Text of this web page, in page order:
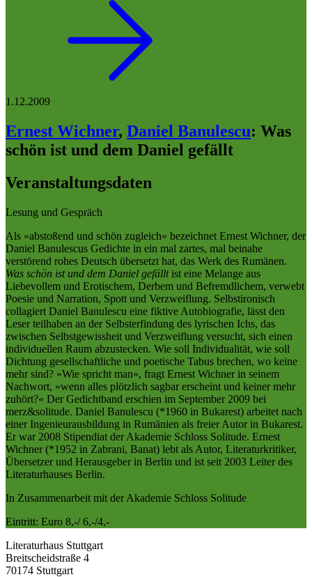
1.12.2009
Ernest Wichner, Daniel Banulescu: Was
schön ist und dem Daniel gefällt
Veranstaltungsdaten
Lesung und Gespräch
Als »abstoßend und schön zugleich« bezeichnet Ernest Wichner, der
Daniel Banulescus Gedichte in ein mal zartes, mal beinahe
verstörend rohes Deutsch übersetzt hat, das Werk des Rumänen.
Was schön ist und dem Daniel gefälltist eine Melange aus
Liebevollem und Erotischem, Derbem und Befremdlichem, verwebt
Poesie und Narration, Spott und Verzweiflung. Selbstironisch
collagiert Daniel Banulescu eine fiktive Autobiografie, lässt den
Leser teilhaben an der Selbsterfindung des lyrischen Ichs, das
zwischen Selbstgewissheit und Verzweiflung versucht, sich einen
individuellen Raum abzustecken. Wie soll Individualität, wie soll
Dichtung gesellschaftliche und poetische Tabus brechen, wo keine
mehr sind? »Wie spricht man«, fragt Ernest Wichner in seinem
Nachwort, »wenn alles plötzlich sagbar erscheint und keiner mehr
zuhört?« Der Gedichtband erschien im September 2009 bei
merz&solitude. Daniel Banulescu (*1960 in Bukarest) arbeitet nach
einer Ingenieurausbildung in Rumänien als freier Autor in Bukarest.
Er war 2008 Stipendiat der Akademie Schloss Solitude. Ernest
Wichner (*1952 in Zabrani, Banat) lebt als Autor, Literaturkritiker,
Übersetzer und Herausgeber in Berlin und ist seit 2003 Leiter des
Literaturhauses Berlin.
In Zusammenarbeit mit der Akademie Schloss Solitude
Eintritt: Euro 8,-/ 6,-/4,-
Literaturhaus Stuttgart
Breitscheidstraße 4
70174 Stuttgart